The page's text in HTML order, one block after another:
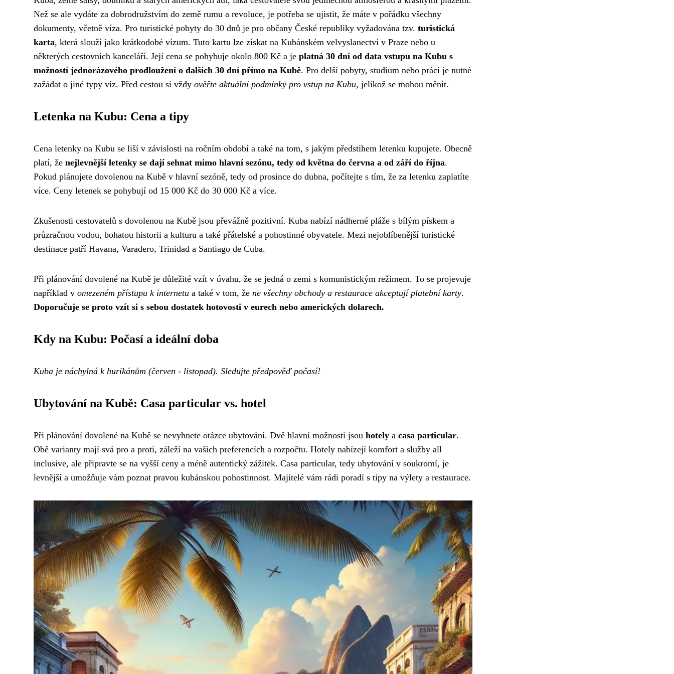
Než se ale vydáte za dobrodružstvím do země rumu a revoluce, je potřeba se ujistit, že máte v pořádku všechny
dokumenty, včetně víza. Pro turistické pobyty do 30 dnů je pro občany České republiky vyžadována tzv. turistická
karta, která slouží jako krátkodobé vízum. Tuto kartu lze získat na Kubánském velvyslanectví v Praze nebo u
některých cestovních kanceláří. Její cena se pohybuje okolo 800 Kč a je platná 30 dní od data vstupu na Kubu s
možností jednorázového prodloužení o dalších 30 dní přímo na Kubě. Pro delší pobyty, studium nebo práci je nutné
zažádat o jiné typy víz. Před cestou si vždy ověřte aktuální podmínky pro vstup na Kubu, jelikož se mohou měnit.
Letenka na Kubu: Cena a tipy
Cena letenky na Kubu se liší v závislosti na ročním období a také na tom, s jakým předstihem letenku kupujete. Obecně
platí, že nejlevnější letenky se dají sehnat mimo hlavní sezónu, tedy od května do června a od září do října.
Pokud plánujete dovolenou na Kubě v hlavní sezóně, tedy od prosince do dubna, počítejte s tím, že za letenku zaplatíte
více. Ceny letenek se pohybují od 15 000 Kč do 30 000 Kč a více.
Zkušenosti cestovatelů s dovolenou na Kubě jsou převážně pozitivní. Kuba nabízí nádherné pláže s bílým pískem a
průzračnou vodou, bohatou historii a kulturu a také přátelské a pohostinné obyvatele. Mezi nejoblíbenější turistické
destinace patří Havana, Varadero, Trinidad a Santiago de Cuba.
Při plánování dovolené na Kubě je důležité vzít v úvahu, že se jedná o zemi s komunistickým režimem. To se projevuje
například v omezeném přístupu k internetu a také v tom, že ne všechny obchody a restaurace akceptují platební karty.
Doporučuje se proto vzít si s sebou dostatek hotovosti v eurech nebo amerických dolarech.
Kdy na Kubu: Počasí a ideální doba
Kuba je náchylná k hurikánům (červen - listopad). Sledujte předpověď počasí!
Ubytování na Kubě: Casa particular vs. hotel
Při plánování dovolené na Kubě se nevyhnete otázce ubytování. Dvě hlavní možnosti jsou hotely a casa particular.
Obě varianty mají svá pro a proti, záleží na vašich preferencích a rozpočtu. Hotely nabízejí komfort a služby all
inclusive, ale připravte se na vyšší ceny a méně autentický zážitek. Casa particular, tedy ubytování v soukromí, je
levnější a umožňuje vám poznat pravou kubánskou pohostinnost. Majitelé vám rádi poradí s tipy na výlety a restaurace.